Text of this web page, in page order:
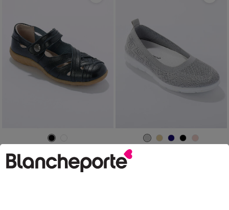
38
Babies confort en cuir ultra-souple
69,99 €
37 38 39 40 41
Ballerines mesh ultra légères
LES MOINS CHERS